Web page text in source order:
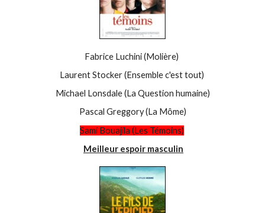
Fabrice Luchini (Molière)
Laurent Stocker (Ensemble c'est tout)
Michael Lonsdale (La Question humaine)
Pascal Greggory (La Môme)
Sami Bouajila (Les Témoins)
Meilleur espoir masculin